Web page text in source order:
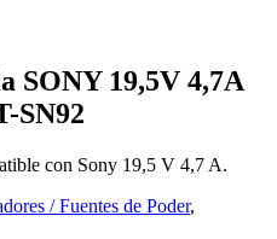
SONY 19,5V 4,7A
SN92
con Sony 19,5 V 4,7 A.
/ Fuentes de Poder,